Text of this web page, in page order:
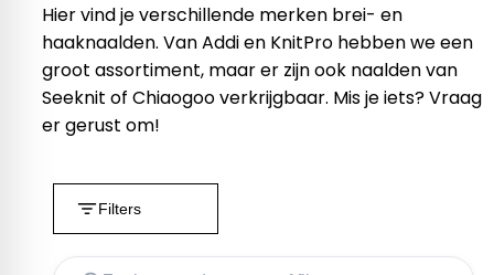
Hier vind je verschillende merken brei- en
haaknaalden. Van Addi en KnitPro hebben we een
groot assortiment, maar er zijn ook naalden van
Seeknit of Chiaogoo verkrijgbaar. Mis je iets? Vraag
er gerust om!
Filters